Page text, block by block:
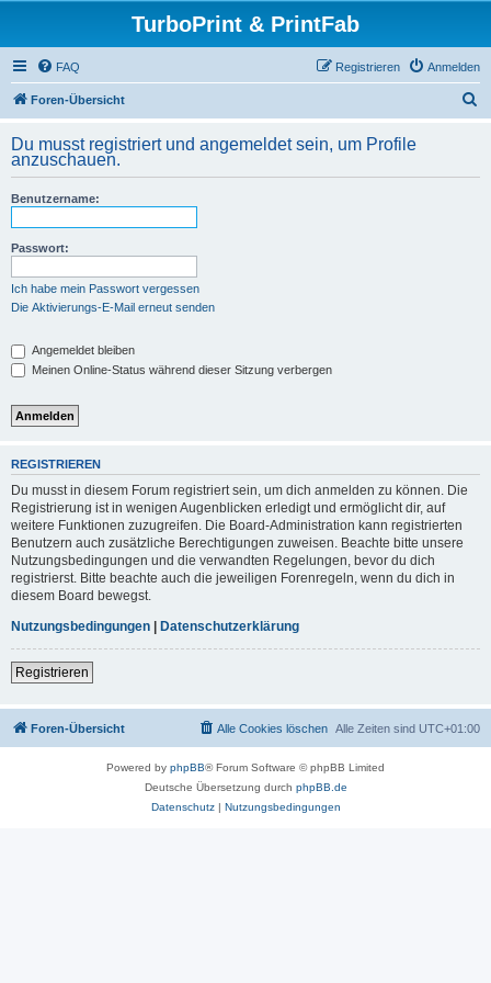
TurboPrint & PrintFab
FAQ Anmelden
Registrieren
Foren-Übersicht
h
Du musst registriert und angemeldet sein, um Profile
anzuschauen.
Benutzername:
Passwort:
Ich habe mein Passwort vergessen
Die Aktivierungs-E-Mail erneut senden
Angemeldet bleiben
Meinen Online-Status während dieser Sitzung verbergen
REGISTRIEREN
Du musst in diesem Forum registriert sein, um dich anmelden zu können. Die
Registrierung ist in wenigen Augenblicken erledigt und ermöglicht dir, auf
weitere Funktionen zuzugreifen. Die Board-Administration kann registrierten
Benutzern auch zusätzliche Berechtigungen zuweisen. Beachte bitte unsere
Nutzungsbedingungen und die verwandten Regelungen, bevor du dich
registrierst. Bitte beachte auch die jeweiligen Forenregeln, wenn du dich in
diesem Board bewegst.
Nutzungsbedingungen | Datenschutzerklärung
Registrieren
Foren-Übersicht Alle Zeiten sind UTC+01:00
Alle Cookies löschen
Powered by phpBB® Forum Software © phpBB Limited
Deutsche Übersetzung durch phpBB.de
Datenschutz| Nutzungsbedingungen